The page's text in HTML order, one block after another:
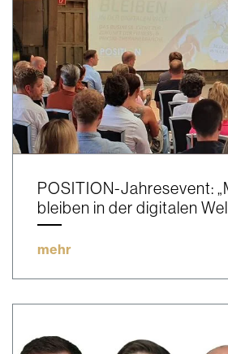
POSITION-Jahresevent:
bleiben in der digitalen
mehr